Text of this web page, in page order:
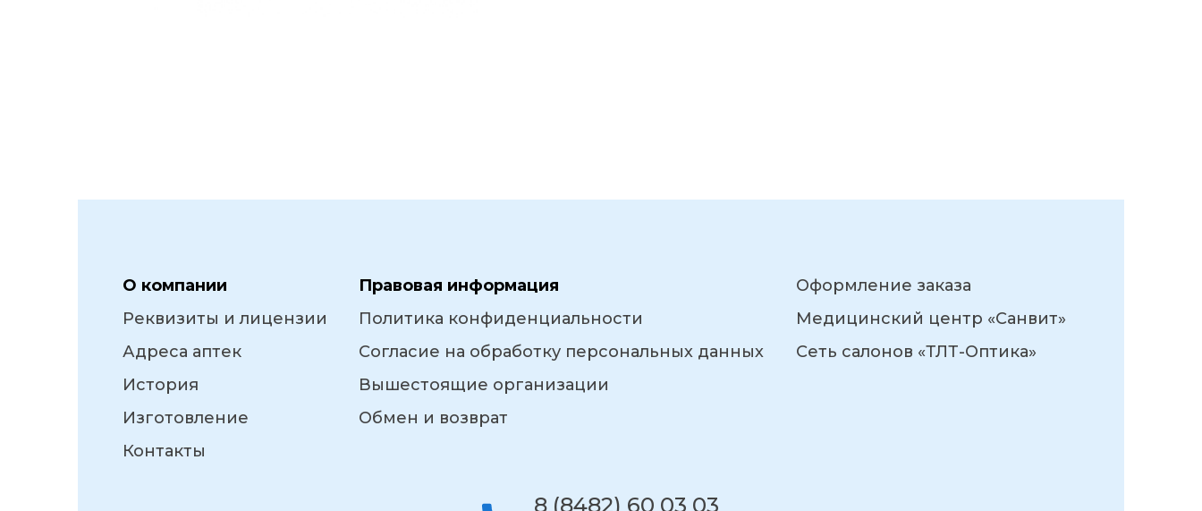
О компании
Реквизиты и лицензии
Адреса аптек
История
Изготовление
Контакты
Правовая информация
Политика конфиденциальности
Согласие на обработку персональных данных
Вышестоящие организации
Обмен и возврат
Оформление заказа
Медицинский центр «Санвит»
Сеть салонов «ТЛТ-Оптика»
8 (8482) 60 03 03